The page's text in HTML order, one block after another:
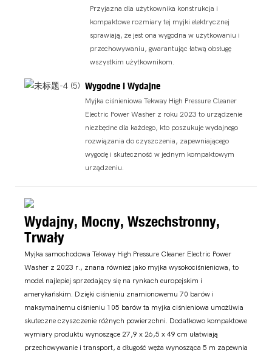
Przyjazna dla użytkownika konstrukcja i
kompaktowe rozmiary tej myjki elektrycznej
sprawiają, że jest ona wygodna w użytkowaniu i
przechowywaniu, gwarantując łatwą obsługę
wszystkim użytkownikom.
Wygodne I Wydajne
Myjka ciśnieniowa Tekway High Pressure Cleaner
Electric Power Washer z roku 2023 to urządzenie
niezbędne dla każdego, kto poszukuje wydajnego
rozwiązania do czyszczenia, zapewniającego
wygodę i skuteczność w jednym kompaktowym
urządzeniu.
Wydajny, Mocny, Wszechstronny,
Trwały
Myjka samochodowa Tekway High Pressure Cleaner Electric Power
Washer z 2023 r., znana również jako myjka wysokociśnieniowa, to
model najlepiej sprzedający się na rynkach europejskim i
amerykańskim. Dzięki ciśnieniu znamionowemu 70 barów i
maksymalnemu ciśnieniu 105 barów ta myjka ciśnieniowa umożliwia
skuteczne czyszczenie różnych powierzchni. Dodatkowo kompaktowe
wymiary produktu wynoszące 27,9 x 26,5 x 49 cm ułatwiają
przechowywanie i transport, a długość węża wynosząca 5 m zapewnia